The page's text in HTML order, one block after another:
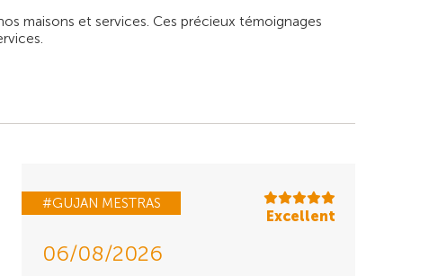
maisons et services. Ces précieux témoignages
#GUJAN MESTRAS
Excellent
06/08/2026